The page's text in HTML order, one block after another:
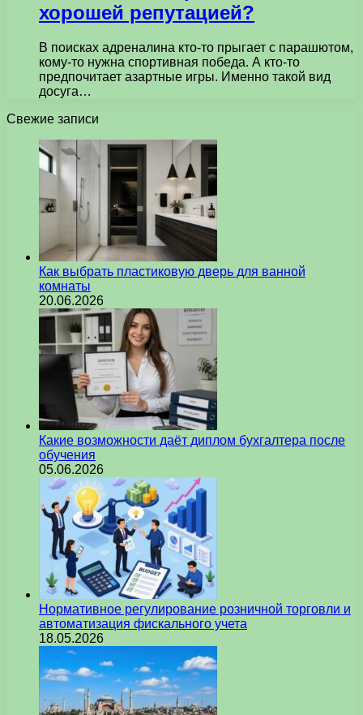
хорошей репутацией?
В поисках адреналина кто-то прыгает с парашютом,
кому-то нужна спортивная победа. А кто-то
предпочитает азартные игры. Именно такой вид
досуга…
Свежие записи
Как выбрать пластиковую дверь для ванной
комнаты
20.06.2026
Какие возможности даёт диплом бухгалтера после
обучения
05.06.2026
Нормативное регулирование розничной торговли и
автоматизация фискального учета
18.05.2026